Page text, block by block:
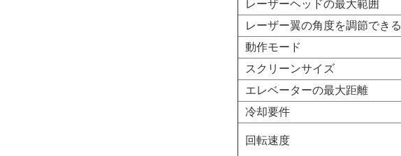
レーザーヘッドの最大範囲
レーザー翼の角度を調節できる
動作モード
スクリーンサイズ
エレベーターの最大距離
冷却要件
回転速度